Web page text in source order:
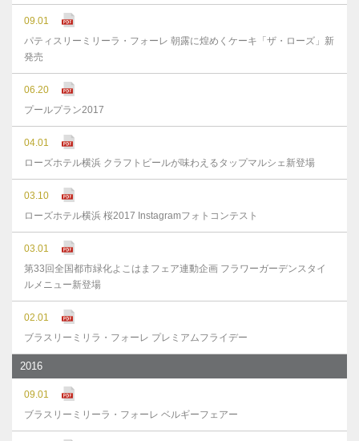
09.01
パティスリーミリーラ・フォーレ 朝露に煌めくケーキ「ザ・ローズ」新
発売
06.20
プールプラン2017
04.01
ローズホテル横浜 クラフトビールが味わえるタップマルシェ新登場
03.10
ローズホテル横浜 桜2017 Instagramフォトコンテスト
03.01
第33回全国都市緑化よこはまフェア連動企画 フラワーガーデンスタイ
ルメニュー新登場
02.01
ブラスリーミリラ・フォーレ プレミアムフライデー
2016
09.01
ブラスリーミリーラ・フォーレ ベルギーフェアー